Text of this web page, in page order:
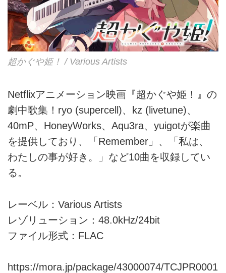
超かぐや姫！ / Various Artists
Netflixアニメーション映画『超かぐや姫！』の
劇中歌集！ryo (supercell)、kz (livetune)、
40mP、HoneyWorks、Aqu3ra、yuigotが楽曲
を提供しており、「Remember」、「私は、
わたしの事が好き。」など10曲を収録してい
る。
レーベル：Various Artists
レゾリューション：48.0kHz/24bit
ファイル形式：FLAC
https://mora.jp/package/43000074/TCJPR0001